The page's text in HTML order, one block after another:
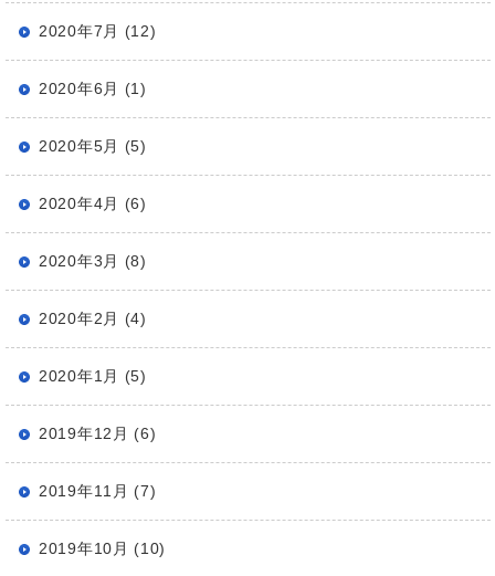
2020年7月 (12)
2020年6月 (1)
2020年5月 (5)
2020年4月 (6)
2020年3月 (8)
2020年2月 (4)
2020年1月 (5)
2019年12月 (6)
2019年11月 (7)
2019年10月 (10)